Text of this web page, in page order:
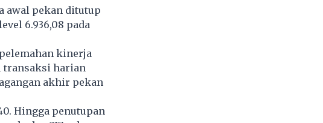
awal pekan ditutup
6.936,08 pada
kinerja
transaksi harian
akhir pekan
Hingga penutupan